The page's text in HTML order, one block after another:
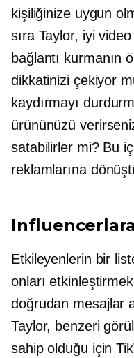
kişiliğinize uygun
sıra Taylor, iyi video
bağlantı kurmanın
dikkatinizi çekiyor
kaydırmayı
ürününüzü
satabilirler mi? Bu
reklamlarına
Etkileyenlerin bir
onları
doğrudan mesajlar
Taylor, benzeri
sahip olduğu için